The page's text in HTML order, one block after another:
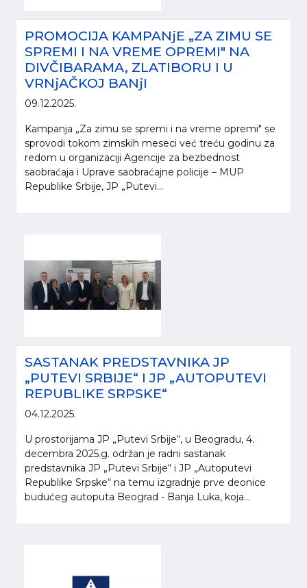
PROMOCIJA KAMPANjE „ZA ZIMU SE
SPREMI I NA VREME OPREMI" NA
DIVČIBARAMA, ZLATIBORU I U
VRNjAČKOJ BANjI
09.12.2025.
Kampanja „Za zimu se spremi i na vreme opremi" se
sprovodi tokom zimskih meseci već treću godinu za
redom u organizaciji Agencije za bezbednost
saobraćaja i Uprave saobraćajne policije – MUP
Republike Srbije, JP „Putevi...
SASTANAK PREDSTAVNIKA JP
„PUTEVI SRBIJE“ I JP „AUTOPUTEVI
REPUBLIKE SRPSKE“
04.12.2025.
U prostorijama JP „Putevi Srbije“, u Beogradu, 4.
decembra 2025.g. održan je radni sastanak
predstavnika JP „Putevi Srbije“ i JP „Autoputevi
Republike Srpske“ na temu izgradnje prve deonice
budućeg autoputa Beograd - Banja Luka, koja...